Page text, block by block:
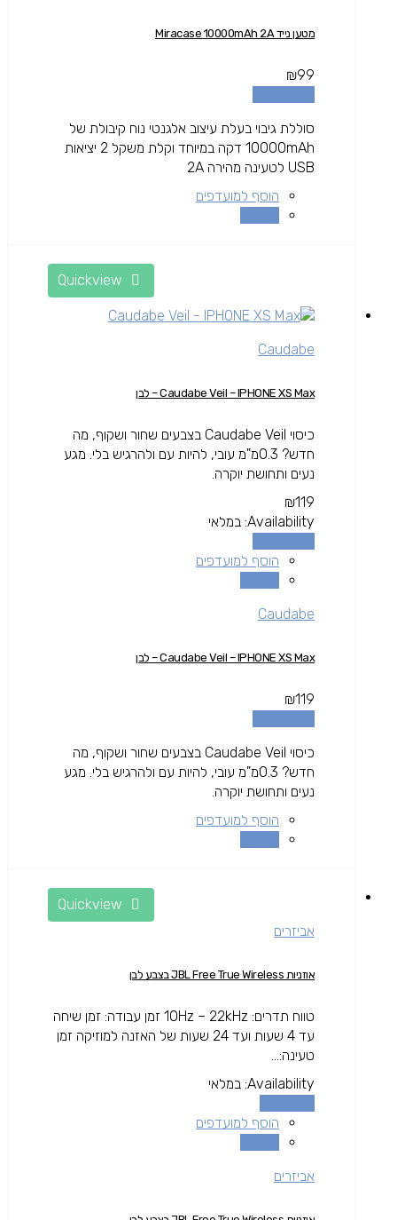
מטען נייד Miracase 10000mAh 2A
₪99
סוללת גיבוי בעלת עיצוב אלגנטי נוח קיבולת של
10000mAh דקה במיוחד וקלת משקל 2 יציאות
USB לטעינה מהירה 2A
הוסף למועדפים
Caudabe
Caudabe Veil – IPHONE XS Max – לבן
כיסוי Caudabe Veil בצבעים שחור ושקוף, מה
חדש? 0.3מ"מ עובי, להיות עם ולהרגיש בלי. מגע
נעים ותחושת יוקרה.
₪119
Availability: במלאי
הוסף למועדפים
Caudabe
Caudabe Veil – IPHONE XS Max – לבן
₪119
כיסוי Caudabe Veil בצבעים שחור ושקוף, מה
חדש? 0.3מ"מ עובי, להיות עם ולהרגיש בלי. מגע
נעים ותחושת יוקרה.
הוסף למועדפים
אביזרים
אוזניות JBL Free True Wireless בצבע לבן
טווח תדרים: 10Hz – 22kHz זמן עבודה: זמן שיחה
עד 4 שעות ועד 24 שעות של האזנה למוזיקה זמן
טעינה:...
Availability: במלאי
הוסף למועדפים
אביזרים